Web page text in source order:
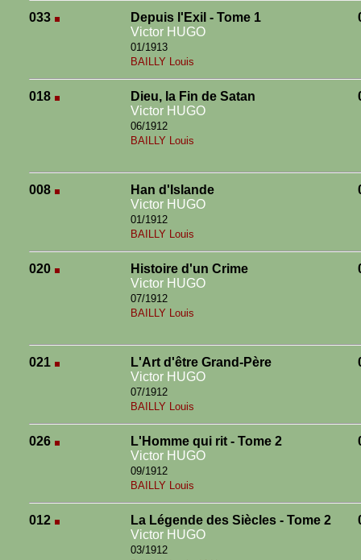
033
Depuis l'Exil - Tome 1
Victor HUGO
01/1913
BAILLY Louis
018
Dieu, la Fin de Satan
Victor HUGO
06/1912
BAILLY Louis
008
Han d'Islande
Victor HUGO
01/1912
BAILLY Louis
020
Histoire d'un Crime
Victor HUGO
07/1912
BAILLY Louis
021
L'Art d'être Grand-Père
Victor HUGO
07/1912
BAILLY Louis
026
L'Homme qui rit - Tome 2
Victor HUGO
09/1912
BAILLY Louis
012
La Légende des Siècles - Tome 2
Victor HUGO
03/1912